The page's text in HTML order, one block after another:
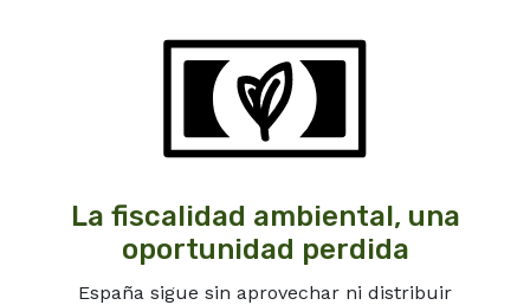
La fiscalidad ambiental, una
oportunidad perdida
España sigue sin aprovechar ni distribuir